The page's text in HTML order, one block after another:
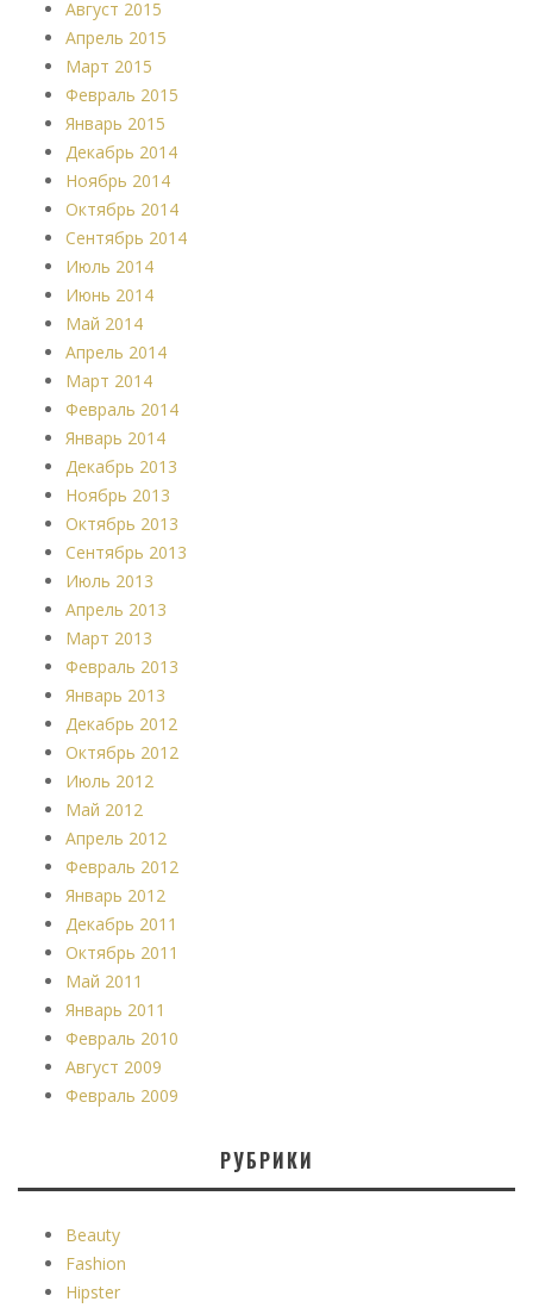
Август 2015
Апрель 2015
Март 2015
Февраль 2015
Январь 2015
Декабрь 2014
Ноябрь 2014
Октябрь 2014
Сентябрь 2014
Июль 2014
Июнь 2014
Май 2014
Апрель 2014
Март 2014
Февраль 2014
Январь 2014
Декабрь 2013
Ноябрь 2013
Октябрь 2013
Сентябрь 2013
Июль 2013
Апрель 2013
Март 2013
Февраль 2013
Январь 2013
Декабрь 2012
Октябрь 2012
Июль 2012
Май 2012
Апрель 2012
Февраль 2012
Январь 2012
Декабрь 2011
Октябрь 2011
Май 2011
Январь 2011
Февраль 2010
Август 2009
Февраль 2009
РУБРИКИ
Beauty
Fashion
Hipster